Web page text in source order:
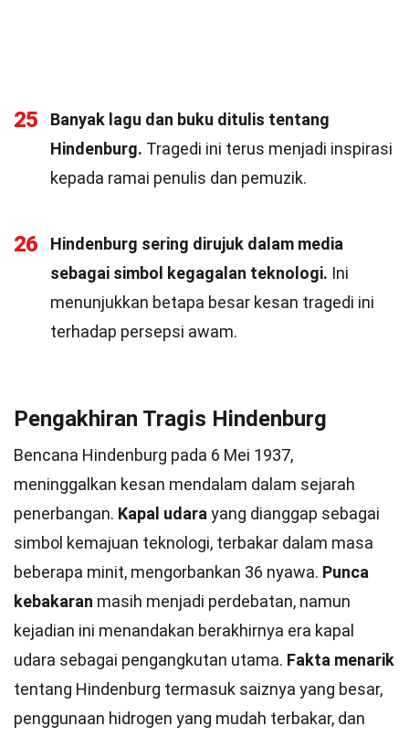
25
Banyak lagu dan buku ditulis tentang
Hindenburg. Tragedi ini terus menjadi inspirasi
kepada ramai penulis dan pemuzik.
26
Hindenburg sering dirujuk dalam media
sebagai simbol kegagalan teknologi. Ini
menunjukkan betapa besar kesan tragedi ini
terhadap persepsi awam.
Pengakhiran Tragis Hindenburg
Bencana Hindenburg pada 6 Mei 1937,
meninggalkan kesan mendalam dalam sejarah
penerbangan. Kapal udara yang dianggap sebagai
simbol kemajuan teknologi, terbakar dalam masa
beberapa minit, mengorbankan 36 nyawa. Punca
kebakaran masih menjadi perdebatan, namun
kejadian ini menandakan berakhirnya era kapal
udara sebagai pengangkutan utama. Fakta menarik
tentang Hindenburg termasuk saiznya yang besar,
penggunaan hidrogen yang mudah terbakar, dan